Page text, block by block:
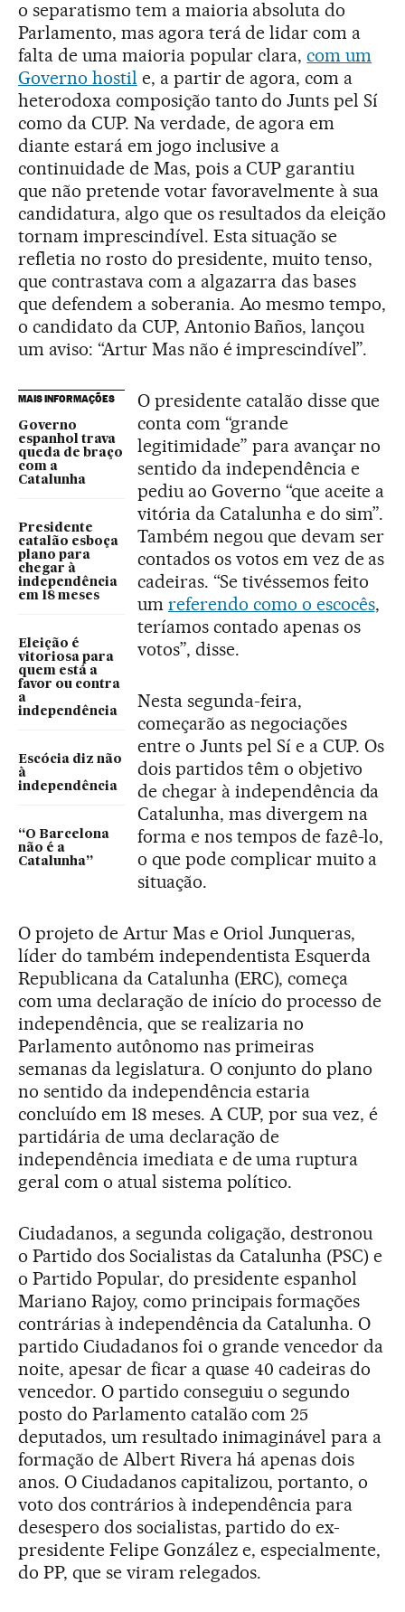
o separatismo tem a maioria absoluta do
Parlamento, mas agora terá de lidar com a
falta de uma maioria popular clara,com um
Governo hostil e, a partir de agora, com a
heterodoxa composição tanto do Junts pel Sí
como da CUP. Na verdade, de agora em
diante estará em jogo inclusive a
continuidade de Mas, pois a CUP garantiu
que não pretende votar favoravelmente à sua
candidatura, algo que os resultados da eleição
tornam imprescindível. Esta situação se
refletia no rosto do presidente, muito tenso,
que contrastava com a algazarra das bases
que defendem a soberania. Ao mesmo tempo,
o candidato da CUP, Antonio Baños, lançou
um aviso: “Artur Mas não é imprescindível”.
MAIS INFORMAÇÕES
Governo
espanhol trava
queda de braço
com a
Catalunha
Presidente
catalão esboça
plano para
chegar à
independência
em 18 meses
Eleição é
vitoriosa para
quem está a
favor ou contra
a
independência
Escócia diz não
à
independência
“O Barcelona
não é a
Catalunha”
O presidente catalão disse que
conta com “grande
legitimidade” para avançar no
sentido da independência e
pediu ao Governo “que aceite a
vitória da Catalunha e do sim”.
Também negou que devam ser
contados os votos em vez de as
cadeiras. “Se tivéssemos feito
um referendo como o escocês,
teríamos contado apenas os
votos”, disse.
Nesta segunda-feira,
começarão as negociações
entre o Junts pel Sí e a CUP. Os
dois partidos têm o objetivo
de chegar à independência da
Catalunha, mas divergem na
forma e nos tempos de fazê-lo,
o que pode complicar muito a
situação.
O projeto de Artur Mas e Oriol Junqueras,
líder do também independentista Esquerda
Republicana da Catalunha (ERC), começa
com uma declaração de início do processo de
independência, que se realizaria no
Parlamento autônomo nas primeiras
semanas da legislatura. O conjunto do plano
no sentido da independência estaria
concluído em 18 meses. A CUP, por sua vez, é
partidária de uma declaração de
independência imediata e de uma ruptura
geral com o atual sistema político.
Ciudadanos, a segunda coligação, destronou
o Partido dos Socialistas da Catalunha (PSC) e
o Partido Popular, do presidente espanhol
Mariano Rajoy, como principais formações
contrárias à independência da Catalunha. O
partido Ciudadanos foi o grande vencedor da
noite, apesar de ficar a quase 40 cadeiras do
vencedor. O partido conseguiu o segundo
posto do Parlamento catalão com 25
deputados, um resultado inimaginável para a
formação de Albert Rivera há apenas dois
anos. O Ciudadanos capitalizou, portanto, o
voto dos contrários à independência para
desespero dos socialistas, partido do ex-
presidente Felipe González e, especialmente,
do PP, que se viram relegados.